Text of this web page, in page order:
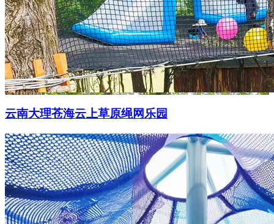
云南大理苍海云上草原绳网乐园